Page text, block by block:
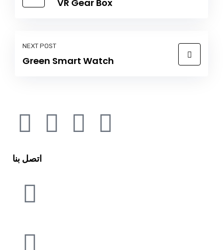
VR Gear Box
NEXT POST
Green Smart Watch
اتصل بنا